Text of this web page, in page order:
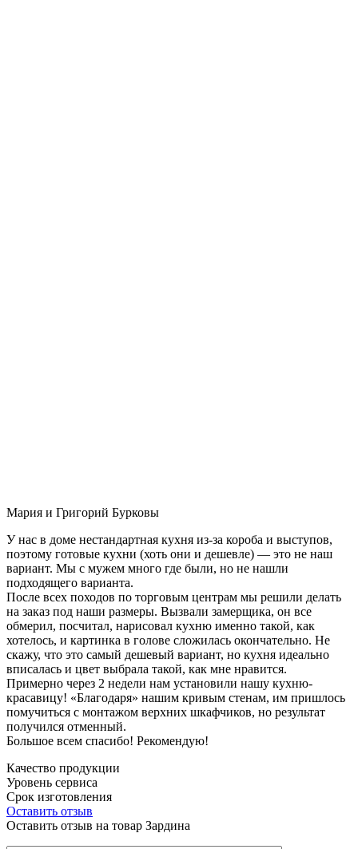
Мария и Григорий Бурковы
У нас в доме нестандартная кухня из-за короба и выступов,
поэтому готовые кухни (хоть они и дешевле) — это не наш
вариант. Мы с мужем много где были, но не нашли
подходящего варианта.
После всех походов по торговым центрам мы решили делать
на заказ под наши размеры. Вызвали замерщика, он все
обмерил, посчитал, нарисовал кухню именно такой, как
хотелось, и картинка в голове сложилась окончательно. Не
скажу, что это самый дешевый вариант, но кухня идеально
вписалась и цвет выбрала такой, как мне нравится.
Примерно через 2 недели нам установили нашу кухню-
красавицу! «Благодаря» нашим кривым стенам, им пришлось
помучиться с монтажом верхних шкафчиков, но результат
получился отменный.
Большое всем спасибо! Рекомендую!
Качество продукции
Уровень сервиса
Срок изготовления
Оставить отзыв
Оставить отзыв на товар Зардина